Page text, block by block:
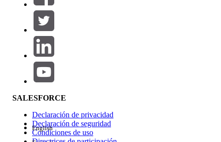
SELECCIONAR FILTROS
Área de productos
Repercusión de función
SALESFORCE
Declaración de privacidad
Declaración de seguridad
Condiciones de uso
English